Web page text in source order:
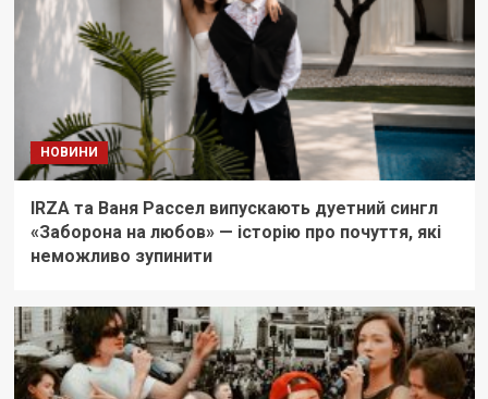
НОВИНИ
IRZA та Ваня Рассел випускають дуетний сингл
«Заборона на любов» — історію про почуття, які
неможливо зупинити